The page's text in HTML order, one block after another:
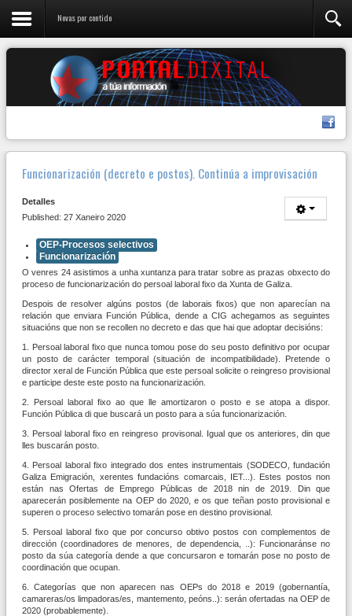
Novas por contido
Funcionarización (decreto e postos). Continúa a improvisación
Detalles
Published: 27 Xaneiro 2020
OEP-Procesos selectivos
Funcionarización
O venres 24 asistimos a unha xuntanza para tratar sobre as prazas obxecto do
proceso de funcionarización do persoal laboral fixo da Xunta de Galiza.
Despois de resolver algúns postos (de laborais fixos) que non aparecían na
relación que enviara Función Pública, dende a CIG achegamos as seguintes
situacións que non se recollen no decreto e das que hai que adoptar decisións:
1. Persoal laboral fixo que nunca tomou pose do seu posto definitivo por ocupar
un posto de carácter temporal (situación de incompatibilidade). Pretende o
director xeral de Función Pública que este persoal solicite o reingreso provisional
e participe deste este posto na funcionarización.
2. Persoal laboral fixo ao que lle amortizaron o posto e se atopa a dispor.
Función Pública di que buscará un posto para a súa funcionarización.
3. Persoal laboral fixo en reingreso provisonal. Igual que os anteriores, din que
lles buscarán posto.
4. Persoal laboral fixo integrado dos entes instrumentais (SODECO, fundación
Galiza Emigración, xerentes fundacións comarcais, IET...). Estes postos non
están nas Ofertas de Emprego Públicas de 2018 nin de 2019. Din que
aparecerán posiblemente na OEP do 2020, e os que teñan posto provisional e
superen o proceso selectivo tomarán pose en destino provisional.
5. Persoal laboral fixo que por concurso obtivo postos con complementos de
dirección (coordinadores de menores, de dependencia, ..): Funcionaránse no
posto da súa categoría dende a que concursaron e tomarán pose no posto de
coordinación que ocupan.
6. Categorías que non aparecen nas OEPs do 2018 e 2019 (gobernantía,
camareras/os limpadoras/es, mantemento, peóns..): serán ofertadas na OEP de
2020 (probablemente).